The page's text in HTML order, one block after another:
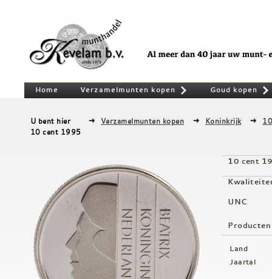
Home Verzamelmunten kopen Goud kopen
U bent hier Verzamelmunten kopen Koninkrijk
10 cent 1995
10 cent
UNC
Land
Jaartal